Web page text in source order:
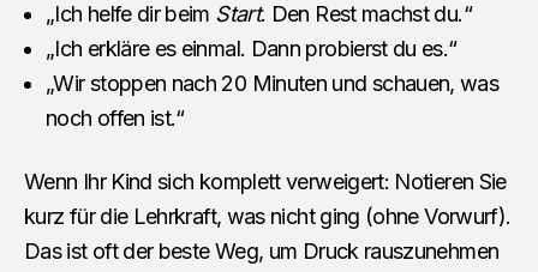
„Ich helfe dir beim Start. Den Rest machst du.“
„Ich erkläre es einmal. Dann probierst du es.“
„Wir stoppen nach 20 Minuten und schauen, was
noch offen ist.“
Wenn Ihr Kind sich komplett verweigert: Notieren Sie
kurz für die Lehrkraft, was nicht ging (ohne Vorwurf).
Das ist oft der beste Weg, um Druck rauszunehmen